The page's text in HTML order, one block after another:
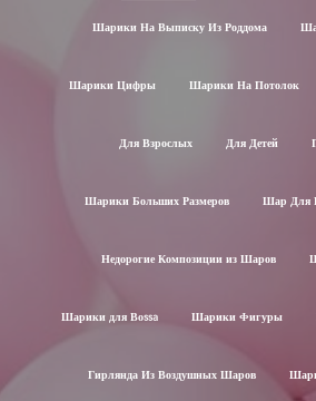
Шарики На Выписку Из Роддома
Шарики Цифры Шарики На Потолок
Для Взрослых Для Детей
Шарики Больших Размеров Шар Для
Недорогие Композиции из Шаров
Шарики для Воssa Шарики Фигуры
Гирлянда Из Воздушных Шаров